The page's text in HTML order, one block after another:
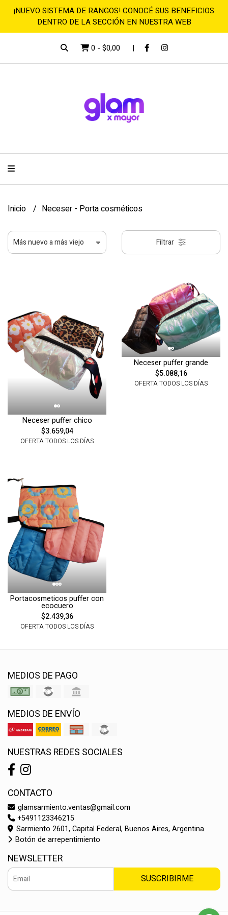
¡NUEVO SISTEMA DE RANGOS! CONOCÉ SUS BENEFICIOS
DENTRO DE LA SECCIÓN EN NUESTRA WEB
0 - $0,00
Inicio Neceser - Porta cosméticos
Filtrar
Neceser puffer chico
$3.659,04
OFERTA TODOS LOS DÍAS
Neceser puffer grande
$5.088,16
OFERTA TODOS LOS DÍAS
Portacosmeticos puffer con
ecocuero
$2.439,36
OFERTA TODOS LOS DÍAS
MEDIOS DE PAGO
MEDIOS DE ENVÍO
NUESTRAS REDES SOCIALES
CONTACTO
glamsarmiento.ventas@gmail.com
+5491123346215
Sarmiento 2601, Capital Federal, Buenos Aires, Argentina.
Botón de arrepentimiento
NEWSLETTER
SUSCRIBIRME